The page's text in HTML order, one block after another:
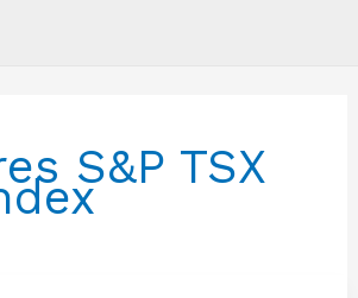
S&P TSX